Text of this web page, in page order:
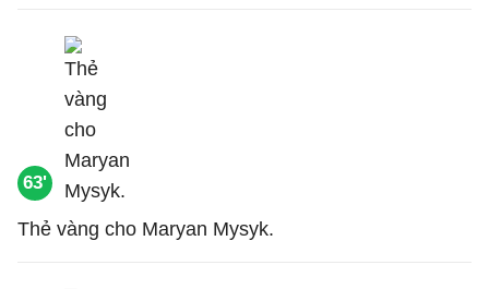
63'
Thẻ vàng cho Maryan Mysyk.